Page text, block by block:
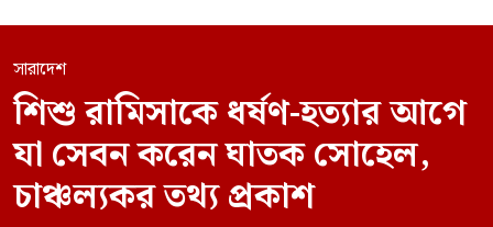
সারাদেশ
শিশু রামিসাকে ধর্ষণ-হত্যার আগে
যা সেবন করেন ঘাতক সোহেল,
চাঞ্চল্যকর তথ্য প্রকাশ